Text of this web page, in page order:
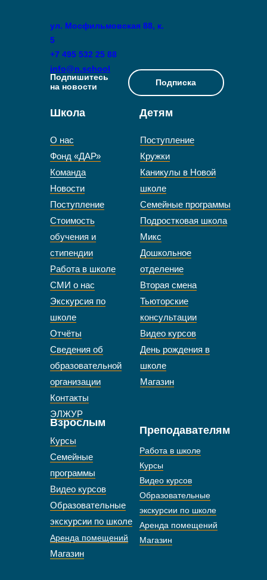
Школа Детям
О нас
Фонд «ДАР»
Команда
Новости
Поступление
Стоимость
обучения и
стипендии
Работа в школе
СМИ о нас
Экскурсия по
школе
Отчёты
Сведения об
образовательной
организации
Контакты
ЭЛЖУР
Поступление
Кружки
Каникулы в Новой
школе
Семейные программы
Подростковая школа
Микс
Дошкольное
отделение
Вторая смена
Тьюторские
консультации
Видео курсов
День рождения в
школе
Магазин
Взрослым
Подписка
Подпишитесь
на новости
Курсы
Семейные
программы
Видео курсов
Образовательные
экскурсии по школе
Аренда помещений
Магазин
Преподавателям
Работа в школе
Курсы
Видео курсов
Образовательные
экскурсии по школе
Аренда помещений
Магазин
ул. Мосфильмовская 88, к.
5
+7 495 532 25 88
info@n.school